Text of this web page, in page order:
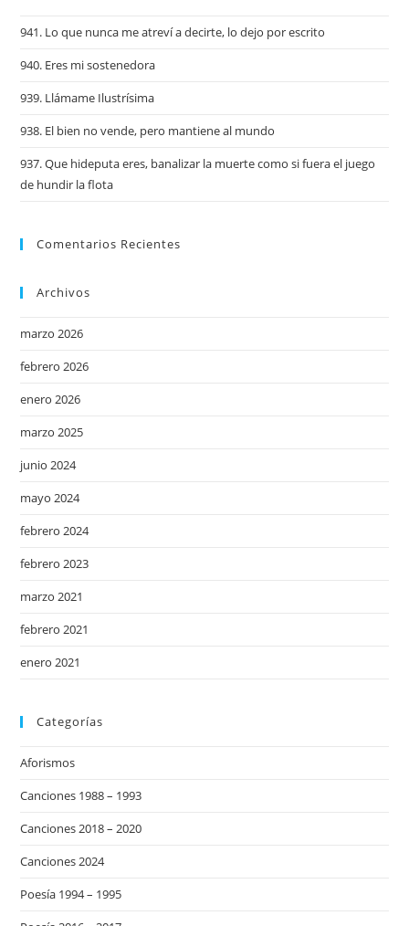
941. Lo que nunca me atreví a decirte, lo dejo por escrito
940. Eres mi sostenedora
939. Llámame Ilustrísima
938. El bien no vende, pero mantiene al mundo
937. Que hideputa eres, banalizar la muerte como si fuera el juego
de hundir la flota
Comentarios Recientes
Archivos
marzo 2026
febrero 2026
enero 2026
marzo 2025
junio 2024
mayo 2024
febrero 2024
febrero 2023
marzo 2021
febrero 2021
enero 2021
Categorías
Aforismos
Canciones 1988 – 1993
Canciones 2018 – 2020
Canciones 2024
Poesía 1994 – 1995